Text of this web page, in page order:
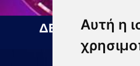
Αυτή η
ΔΕΛΤΙΟ